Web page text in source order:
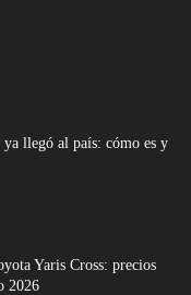
llegó al país: cómo es y
Yaris Cross: precios
2026